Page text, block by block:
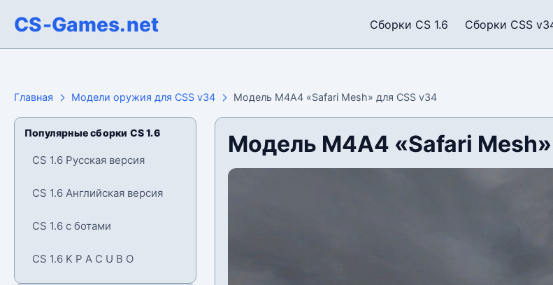
CS-Games.net Сборки CS 1.6 Сборки CSS
Главная Модели оружия для CSS v34 Модель М4А4 «Safari Mesh» для CSS v34
Популярные сборки CS 1.6
CS 1.6 Русская версия
CS 1.6 Английская версия
CS 1.6 с ботами
CS 1.6 K P A C U B O
Модель М4А4 «Safari Mesh»